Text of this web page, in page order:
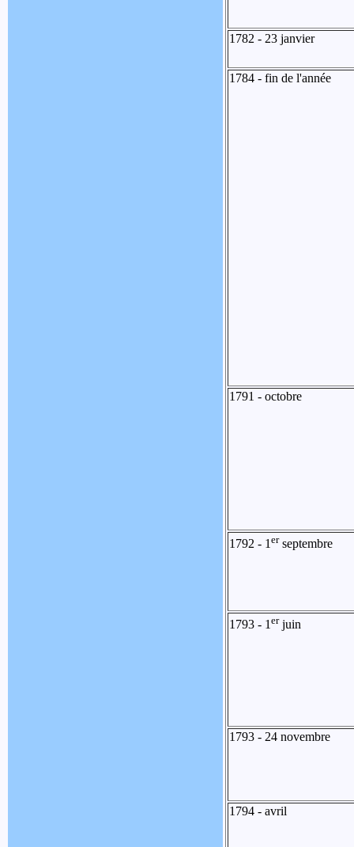
1782 - 23 janvier
1784 - fin de l'année
1791 - octobre
1792 - 1erseptembre
1793 - 1erjuin
1793 - 24 novembre
1794 - avril